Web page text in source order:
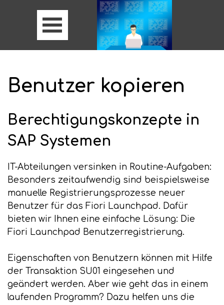
Benutzer kopieren
Berechtigungskonzepte in
SAP Systemen
IT-Abteilungen versinken in Routine-Aufgaben:
Besonders zeitaufwendig sind beispielsweise
manuelle Registrierungsprozesse neuer
Benutzer für das Fiori Launchpad. Dafür
bieten wir Ihnen eine einfache Lösung: Die
Fiori Launchpad Benutzerregistrierung.
Eigenschaften von Benutzern können mit Hilfe
der Transaktion SU01 eingesehen und
geändert werden. Aber wie geht das in einem
laufenden Programm? Dazu helfen uns die